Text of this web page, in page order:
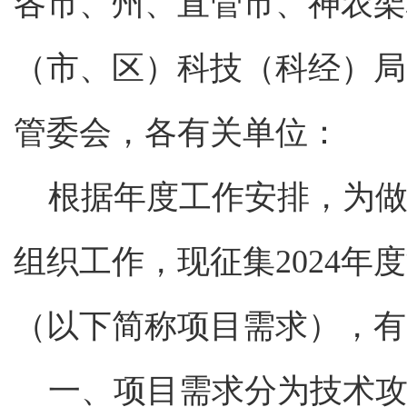
（市、区）科技（科经）
管委会，各有关单位：
根据年度工作安排，为
组织工作，现征集2024年
（以下简称项目需求），
一、项目需求分为技术